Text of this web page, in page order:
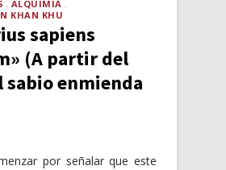
ALQUIMIA
KHAN KHU
sapiens
(A partir del
enmienda
por señalar que este